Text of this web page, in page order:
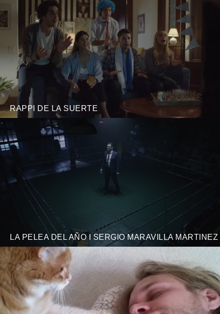
RAPPI DE LA SUERTE
LA PELEA DEL AÑO I SERGIO MARAVILLA MARTINEZ